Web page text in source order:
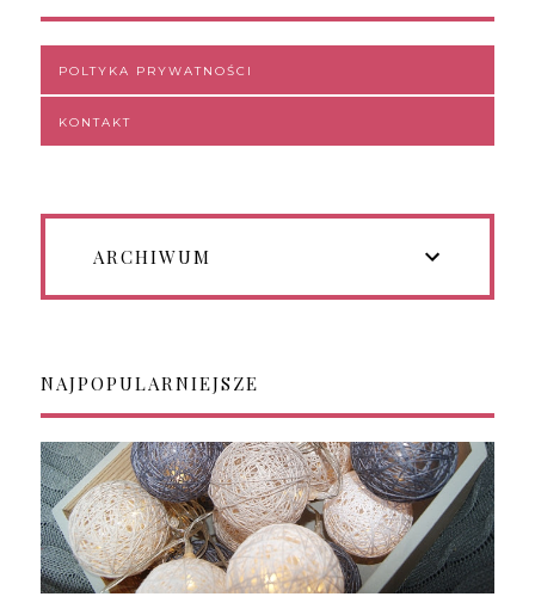
POLTYKA PRYWATNOŚCI
KONTAKT
ARCHIWUM
NAJPOPULARNIEJSZE